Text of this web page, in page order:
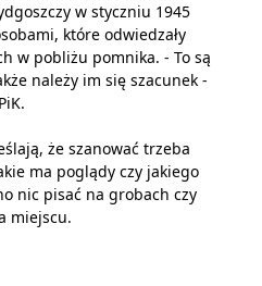
w styczniu 1945
które odwiedzały
w pobliżu pomnika. - To są
należy im się szacunek -
że szanować trzeba
ma poglądy czy jakiego
nic pisać na grobach czy
miejscu.